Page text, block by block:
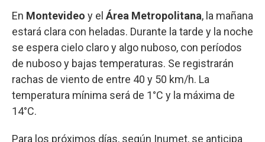
En Montevideo y el Área Metropolitana, la mañana
estará clara con heladas. Durante la tarde y la noche
se espera cielo claro y algo nuboso, con períodos
de nuboso y bajas temperaturas. Se registrarán
rachas de viento de entre 40 y 50 km/h. La
temperatura mínima será de 1°C y la máxima de
14°C.
Para los próximos días, según Inumet, se anticipa